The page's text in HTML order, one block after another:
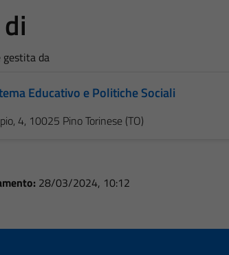
gestita da
Educativo e Politiche Sociali
4, 10025 Pino Torinese (TO)
28/03/2024, 10:12